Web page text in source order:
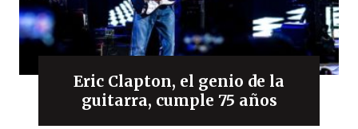
Eric Clapton, el genio de la
guitarra, cumple 75 años